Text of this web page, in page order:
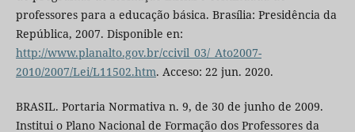
professores para a educação básica. Brasília: Presidência da
República, 2007. Disponible en:
http://www.planalto.gov.br/ccivil_03/_Ato2007-
2010/2007/Lei/L11502.htm. Acceso: 22 jun. 2020.
BRASIL. Portaria Normativa n. 9, de 30 de junho de 2009.
Institui o Plano Nacional de Formação dos Professores da